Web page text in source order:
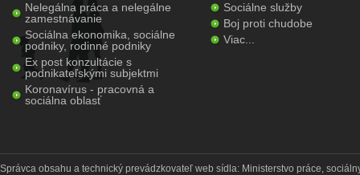
Nelegálna práca a nelegálne
zamestnávanie
Sociálna ekonomika, sociálne
podniky, rodinné podniky
Ex post konzultácie s
podnikateľskými subjektmi
Koronavírus - pracovná a
sociálna oblasť
Sociálne služby
Boj proti chudobe
Viac...
Správca obsahu a technický prevádzkovateľ web sídla: Ministerstvo práce,